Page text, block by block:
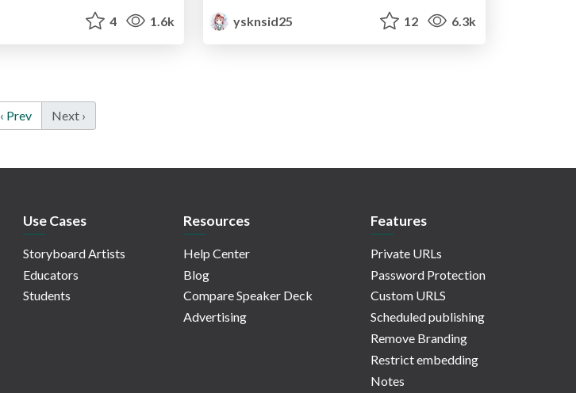
4 1.6k
ysknsid25
12 6.3k
‹ Prev Next ›
Use Cases
Storyboard Artists
Educators
Students
Resources
Help Center
Blog
Compare Speaker Deck
Advertising
Features
Private URLs
Password Protection
Custom URLS
Scheduled publishing
Remove Branding
Restrict embedding
Notes